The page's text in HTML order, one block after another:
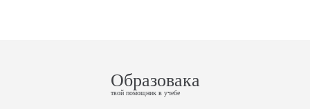
Образовака
твой помощник в учебе